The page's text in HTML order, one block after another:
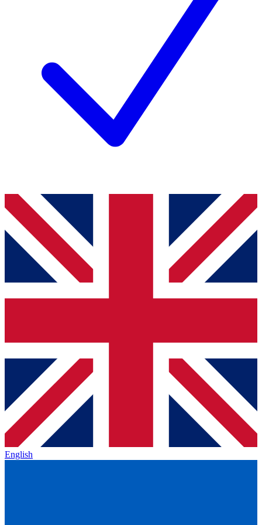
English